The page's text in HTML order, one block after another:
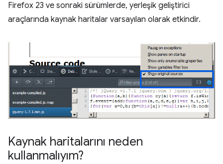
Firefox 23 ve sonraki sürümlerde, yerleşik geliştirici
araçlarında kaynak haritalar varsayılan olarak etkindir.
Kaynak haritalarını neden
kullanmalıyım?